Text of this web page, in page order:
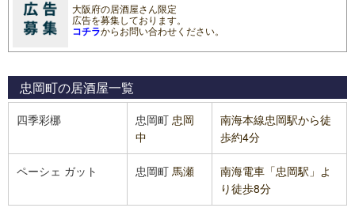
大阪府の居酒屋さん限定
広告を募集しております。
コチラからお問い合わせください。
忠岡町の居酒屋一覧
四季彩梛 忠岡町 忠岡
中
南海本線忠岡駅から徒
歩約4分
ペーシェ ガット 忠岡町 馬瀬
南海電車「忠岡駅」よ
り徒歩8分